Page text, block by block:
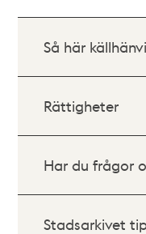
Så här
Rättigheter
Har du frågor
Stadsarkivet